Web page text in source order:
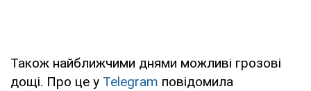
Також найближчими днями можливі грозові
дощі. Про це у Telegram повідомила